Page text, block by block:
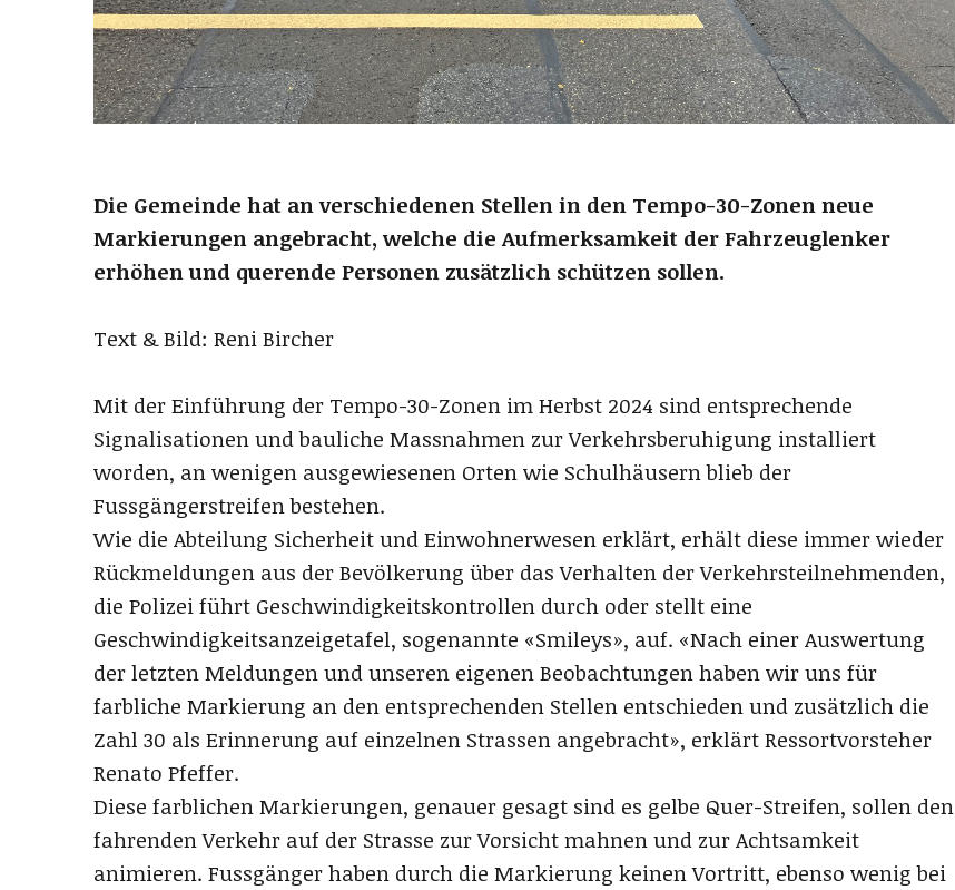
Die Gemeinde hat an verschiedenen Stellen in den Tempo-30-Zonen neue
Markierungen angebracht, welche die Aufmerksamkeit der Fahrzeuglenker
erhöhen und querende Personen zusätzlich schützen sollen.
Text & Bild: Reni Bircher
Mit der Einführung der Tempo-30-Zonen im Herbst 2024 sind entsprechende
Signalisationen und bauliche Massnahmen zur Verkehrsberuhigung installiert
worden, an wenigen ausgewiesenen Orten wie Schulhäusern blieb der
Fussgängerstreifen bestehen.
Wie die Abteilung Sicherheit und Einwohnerwesen erklärt, erhält diese immer wieder
Rückmeldungen aus der Bevölkerung über das Verhalten der Verkehrsteilnehmenden,
die Polizei führt Geschwindigkeitskontrollen durch oder stellt eine
Geschwindigkeitsanzeigetafel, sogenannte «Smileys», auf. «Nach einer Auswertung
der letzten Meldungen und unseren eigenen Beobachtungen haben wir uns für
farbliche Markierung an den entsprechenden Stellen entschieden und zusätzlich die
Zahl 30 als Erinnerung auf einzelnen Strassen angebracht», erklärt Ressortvorsteher
Renato Pfeffer.
Diese farblichen Markierungen, genauer gesagt sind es gelbe Quer-Streifen, sollen den
fahrenden Verkehr auf der Strasse zur Vorsicht mahnen und zur Achtsamkeit
animieren. Fussgänger haben durch die Markierung keinen Vortritt, ebenso wenig bei